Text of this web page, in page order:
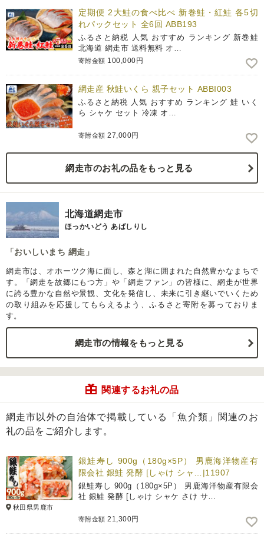
定期便 2大鮭の食べ比べ 新巻鮭・紅鮭 各5切
れパックセット 全6回 ABB193
ふるさと納税 人気 おすすめ ランキング 新巻鮭
北海道 網走市 送料無料 オ…
寄附金額 100,000円
網走産 秋鮭いくら 親子セット ABBI003
ふるさと納税 人気 おすすめ ランキング 鮭 いく
ら シャケ セット 冷凍 オ…
寄附金額 27,000円
網走市のお礼の品をもっと見る
北海道網走市
ほっかいどう あばしりし
「おいしいまち 網走」
網走市は、オホーツク海に面し、森と湖に囲まれた自然豊かなまちで
す。「網走を故郷にもつ方」や「網走ファン」の皆様に、網走が世界
に誇る豊かな自然や景観、文化を発信し、未来に引き継いでいくため
の取り組みを応援してもらえるよう、ふるさと寄附を募っておりま
す。
網走市の情報をもっと見る
関連するお礼の品
網走市以外の自治体で掲載している「魚介類」関連のお
礼の品をご紹介します。
秋田県男鹿市
銀鮭寿し 900g（180g×5P） 男鹿海洋物産有
限会社 銀鮭 発酵 [しゃけ シャ…|11907
銀鮭寿し 900g（180g×5P） 男鹿海洋物産有限会
社 銀鮭 発酵 [しゃけ シャケ さけ サ…
寄附金額 21,300円